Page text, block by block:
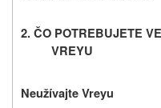
2. ČO POTREBUJETE
VREYU
Neužívajte Vreyu